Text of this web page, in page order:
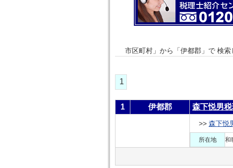
市区町村」から「伊都郡」で 検索
1
1 伊都郡 森下悦男
>> 森下悦
所在地 和